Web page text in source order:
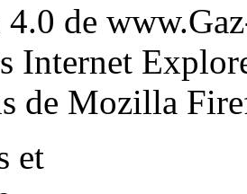
de
Internet
de Mozilla